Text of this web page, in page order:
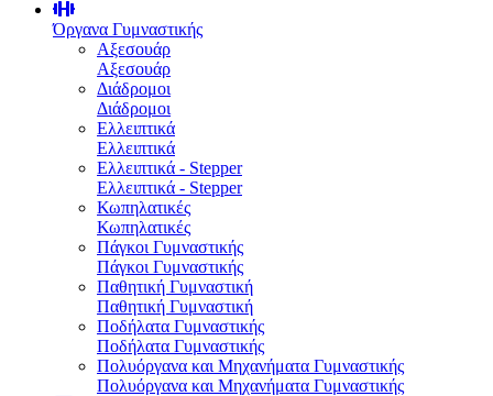
Όργανα Γυμναστικής
Αξεσουάρ
Αξεσουάρ
Διάδρομοι
Διάδρομοι
Ελλειπτικά
Ελλειπτικά
Ελλειπτικά - Stepper
Ελλειπτικά - Stepper
Κωπηλατικές
Κωπηλατικές
Πάγκοι Γυμναστικής
Πάγκοι Γυμναστικής
Παθητική Γυμναστική
Παθητική Γυμναστική
Ποδήλατα Γυμναστικής
Ποδήλατα Γυμναστικής
Πολυόργανα και Μηχανήματα Γυμναστικής
Πολυόργανα και Μηχανήματα Γυμναστικής